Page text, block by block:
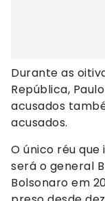
Durante as
República,
acusados
acusados.
O único réu
será o general
Bolsonaro em